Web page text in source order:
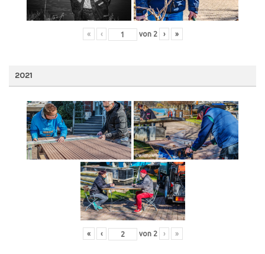
« ‹ von 2 › »
2021
« ‹ von 2 › »